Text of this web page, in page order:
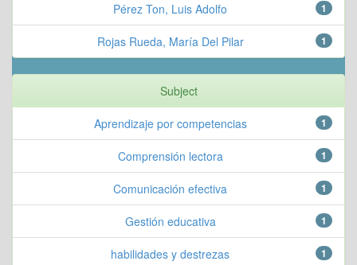
1
Pérez Ton, Luis Adolfo
1
Rojas Rueda, María Del Pilar
Subject
1
Aprendizaje por competencias
1
Comprensión lectora
1
Comunicación efectiva
1
Gestión educativa
1
habilidades y destrezas